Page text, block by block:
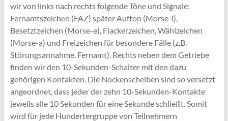
wir von links nach rechts folgende Töne und Signale:
Fernamtszeichen (FAZ) später Aufton (Morse-i),
Besetztzeichen (Morse-e), Flackerzeichen, Wählzeichen
(Morse-a) und Freizeichen für besondere Fälle (z.B.
Störungsannahme, Fernamt). Rechts neben dem Getriebe
finden wir den 10-Sekunden-Schalter mit den dazu
gehörigen Kontakten. Die Nockenscheiben sind so versetzt
angeordnet, dass jeder der zehn 10-Sekunden-Kontakte
jeweils alle 10 Sekunden für eine Sekunde schließt. Somit
wird für jede Hundertergruppe von Teilnehmern